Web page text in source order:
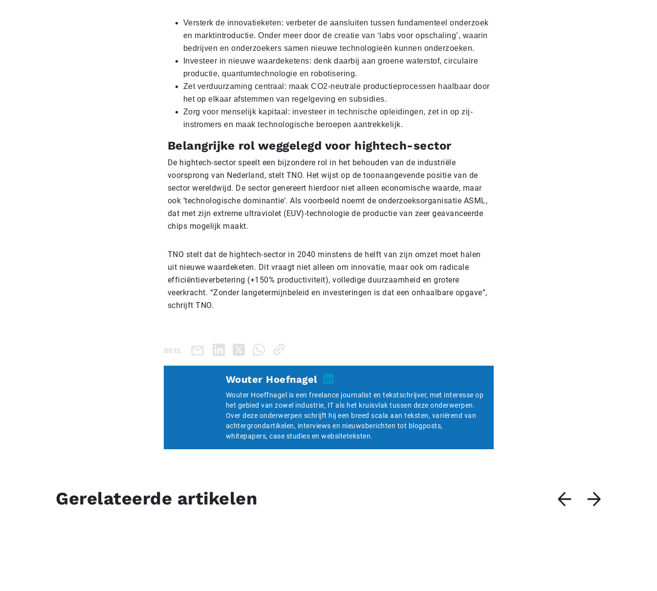
Versterk de innovatieketen: verbeter de aansluiten tussen fundamenteel onderzoek
en marktintroductie. Onder meer door de creatie van ‘labs voor opschaling’, waarin
bedrijven en onderzoekers samen nieuwe technologieën kunnen onderzoeken.
Investeer in nieuwe waardeketens: denk daarbij aan groene waterstof, circulaire
productie, quantumtechnologie en robotisering.
Zet verduurzaming centraal: maak CO2-neutrale productieprocessen haalbaar door
het op elkaar afstemmen van regelgeving en subsidies.
Zorg voor menselijk kapitaal: investeer in technische opleidingen, zet in op zij-
instromers en maak technologische beroepen aantrekkelijk.
Belangrijke rol weggelegd voor hightech-sector
De hightech-sector speelt een bijzondere rol in het behouden van de industriële
voorsprong van Nederland, stelt TNO. Het wijst op de toonaangevende positie van de
sector wereldwijd. De sector genereert hierdoor niet alleen economische waarde, maar
ook ’technologische dominantie’. Als voorbeeld noemt de onderzoeksorganisatie ASML,
dat met zijn extreme ultraviolet (EUV)-technologie de productie van zeer geavanceerde
chips mogelijk maakt.
TNO stelt dat de hightech-sector in 2040 minstens de helft van zijn omzet moet halen
uit nieuwe waardeketen. Dit vraagt niet alleen om innovatie, maar ook om radicale
efficiëntieverbetering (+150% productiviteit), volledige duurzaamheid en grotere
veerkracht. “Zonder langetermijnbeleid en investeringen is dat een onhaalbare opgave”,
schrijft TNO.
DEEL
Wouter Hoefnagel
Wouter Hoeffnagel is een freelance journalist en tekstschrijver, met interesse op
het gebied van zowel industrie, IT als het kruisvlak tussen deze onderwerpen.
Over deze onderwerpen schrijft hij een breed scala aan teksten, variërend van
achtergrondartikelen, interviews en nieuwsberichten tot blogposts,
whitepapers, case studies en websiteteksten.
Gerelateerde artikelen